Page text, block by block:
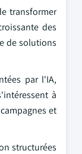
transformer
des
de solutions
par l'IA,
à
et
structurées